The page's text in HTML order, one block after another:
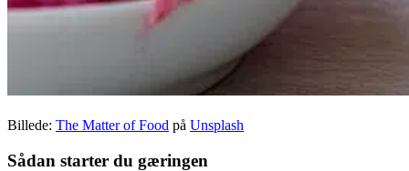
Billede: The Matter of Food på Unsplash
Sådan starter du gæringen